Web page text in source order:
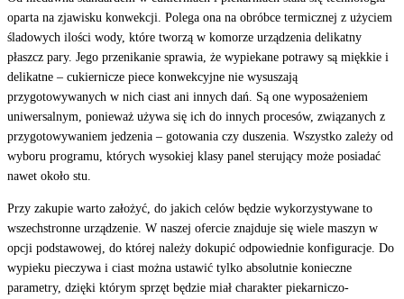
oparta na zjawisku konwekcji. Polega ona na obróbce termicznej z użyciem
śladowych ilości wody, które tworzą w komorze urządzenia delikatny
płaszcz pary. Jego przenikanie sprawia, że wypiekane potrawy są miękkie i
delikatne – cukiernicze piece konwekcyjne nie wysuszają
przygotowywanych w nich ciast ani innych dań. Są one wyposażeniem
uniwersalnym, ponieważ używa się ich do innych procesów, związanych z
przygotowywaniem jedzenia – gotowania czy duszenia. Wszystko zależy od
wyboru programu, których wysokiej klasy panel sterujący może posiadać
nawet około stu.
Przy zakupie warto założyć, do jakich celów będzie wykorzystywane to
wszechstronne urządzenie. W naszej ofercie znajduje się wiele maszyn w
opcji podstawowej, do której należy dokupić odpowiednie konfiguracje. Do
wypieku pieczywa i ciast można ustawić tylko absolutnie konieczne
parametry, dzięki którym sprzęt będzie miał charakter piekarniczo-